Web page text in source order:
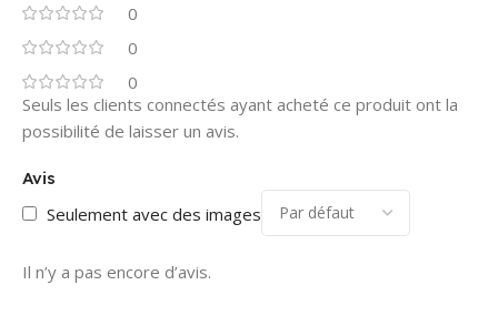
0
0
0
Avis
Seulement avec des images
Il n’y a pas encore d’avis.
Seuls les clients connectés ayant acheté ce produit ont la
possibilité de laisser un avis.